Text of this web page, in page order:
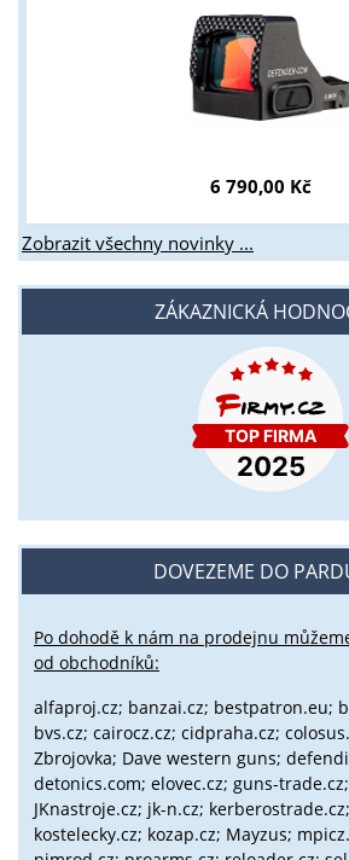
6 790,00 Kč
Zobrazit všechny novinky ...
ZÁKAZNICKÁ
DOVEZEME DO
Po dohodě k nám na prodejnu
od obchodníků:
alfaproj.cz; banzai.cz; bestpatron.eu;
bvs.cz; cairocz.cz; cidpraha.cz;
Zbrojovka; Dave western guns;
detonics.com; elovec.cz; guns-
JKnastroje.cz; jk-n.cz; kerberostrade.cz;
kostelecky.cz; kozap.cz; Mayzus;